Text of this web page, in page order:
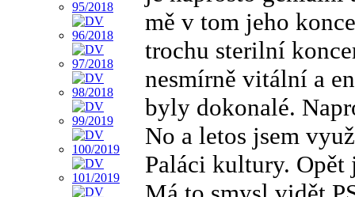
mě v tom jeho
trochu sterilní
nesmírně vitální a
byly dokonalé.
No a letos jsem
Paláci kultury. Opět